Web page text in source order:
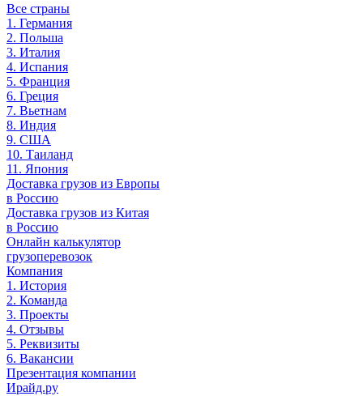
Все страны
1. Германия
2. Польша
3. Италия
4. Испания
5. Франция
6. Греция
7. Вьетнам
8. Индия
9. США
10. Таиланд
11. Япония
Доставка грузов из Европы
в Россию
Доставка грузов из Китая
в Россию
Онлайн калькулятор
грузоперевозок
Компания
1. История
2. Команда
3. Проекты
4. Отзывы
5. Реквизиты
6. Вакансии
Презентация компании
Ирайд.ру